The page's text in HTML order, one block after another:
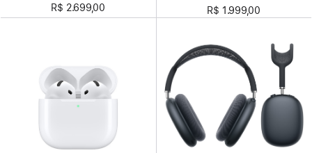
R$ 2.699,00 R$ 1.999,00